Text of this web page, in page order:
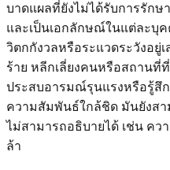
บาดแผลที่ยังไม่ได้รับการรักษ
และเป็นเอกลักษณ์ในแต่ละบุ
วิตกกังวลหรือระแวดระวังอ
ร้าย หลีกเลี่ยงคนหรือสถาน
ประสบอารมณ์รุนแรงหรือรู้สึ
ความสัมพันธ์ใกล้ชิด มันยังสา
ไม่สามารถอธิบายได้ เช่น คว
ล้า